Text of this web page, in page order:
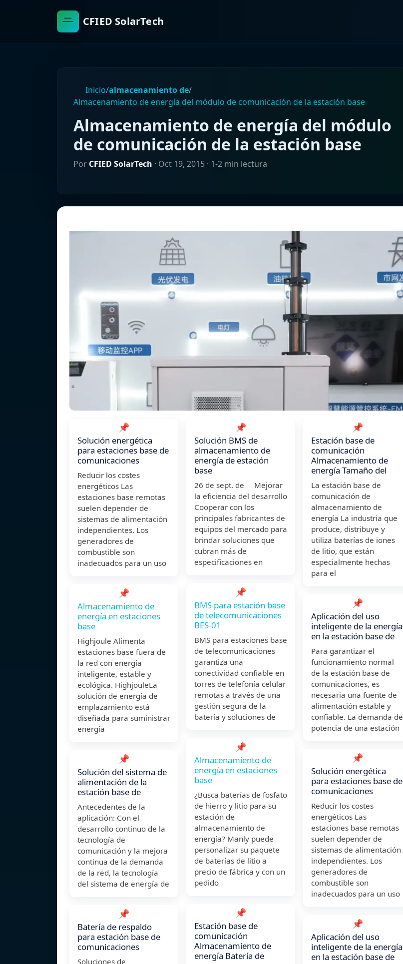
CFIED SolarTech
Inicio/almacenamiento de/
Almacenamiento de energía del módulo de comunicación de la estación base
Almacenamiento de energía del módulo
de comunicación de la estación base
Por CFIED SolarTech · Oct 19, 2015 · 1-2 min lectura
📌
Solución energética
para estaciones base de
comunicaciones
Reducir los costes
energéticos Las
estaciones base remotas
suelen depender de
sistemas de alimentación
independientes. Los
generadores de
combustible son
inadecuados para un uso
📌
Almacenamiento de
energía en estaciones
base
Highjoule Alimenta
estaciones base fuera de
la red con energía
inteligente, estable y
ecológica. HighjouleLa
solución de energía de
emplazamiento está
diseñada para suministrar
energía
📌
Solución del sistema de
alimentación de la
estación base de
Antecedentes de la
aplicación: Con el
desarrollo continuo de la
tecnología de
comunicación y la mejora
continua de la demanda
de la red, la tecnología
del sistema de energía de
📌
Batería de respaldo
para estación base de
comunicaciones
Soluciones de
📌
Solución BMS de
almacenamiento de
energía de estación
base
26 de sept. de Mejorar
la eficiencia del desarrollo
Cooperar con los
principales fabricantes de
equipos del mercado para
brindar soluciones que
cubran más de
especificaciones en
📌
BMS para estación base
de telecomunicaciones
BES-01
BMS para estaciones base
de telecomunicaciones
garantiza una
conectividad confiable en
torres de telefonía celular
remotas a través de una
gestión segura de la
batería y soluciones de
📌
Almacenamiento de
energía en estaciones
base
¿Busca baterías de fosfato
de hierro y litio para su
estación de
almacenamiento de
energía? Manly puede
personalizar su paquete
de baterías de litio a
precio de fábrica y con un
pedido
📌
Estación base de
comunicación
Almacenamiento de
energía Batería de
📌
Estación base de
comunicación
Almacenamiento de
energía Tamaño del
La estación base de
comunicación de
almacenamiento de
energía La industria que
produce, distribuye y
utiliza baterías de iones
de litio, que están
especialmente hechas
para el
📌
Aplicación del uso
inteligente de la energía
en la estación base de
Para garantizar el
funcionamiento normal
de la estación base de
comunicaciones, es
necesaria una fuente de
alimentación estable y
confiable. La demanda de
potencia de una estación
📌
Solución energética
para estaciones base de
comunicaciones
Reducir los costes
energéticos Las
estaciones base remotas
suelen depender de
sistemas de alimentación
independientes. Los
generadores de
combustible son
inadecuados para un uso
📌
Aplicación del uso
inteligente de la energía
en la estación base de